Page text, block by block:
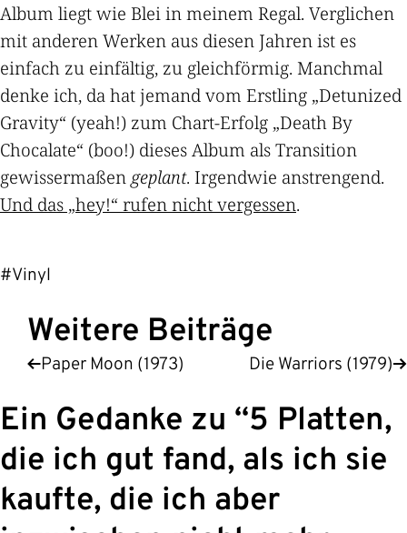
Album liegt wie Blei in meinem Regal. Verglichen
mit anderen Werken aus diesen Jahren ist es
einfach zu einfältig, zu gleichförmig. Manchmal
denke ich, da hat jemand vom Erstling „Detunized
Gravity“ (yeah!) zum Chart-Erfolg „Death By
Chocalate“ (boo!) dieses Album als Transition
gewissermaßengeplant. Irgendwie anstrengend.
Und das „hey!“ rufen nicht vergessen.
#Vinyl
Weitere Beiträge
Paper Moon (1973) Die Warriors (1979)
Ein Gedanke zu “5 Platten,
die ich gut fand, als ich sie
kaufte, die ich aber